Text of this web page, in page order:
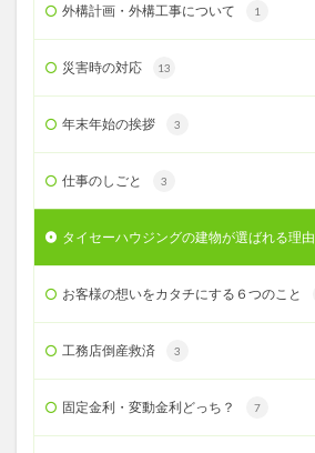
外構計画・外構工事について 1
災害時の対応 13
年末年始の挨拶 3
仕事のしごと 3
タイセーハウジングの建物が選ばれる理由
お客様の想いをカタチにする６つのこと
工務店倒産救済 3
固定金利・変動金利どっち？ 7